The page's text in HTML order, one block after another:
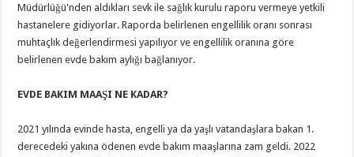
Müdürlüğü'nden aldıkları sevk ile sağlık kurulu raporu vermeye yetkili
hastanelere gidiyorlar. Raporda belirlenen engellilik oranı sonrası
muhtaçlık değerlendirmesi yapılıyor ve engellilik oranına göre
belirlenen evde bakım aylığı bağlanıyor.
EVDE BAKIM MAAŞI NE KADAR?
2021 yılında evinde hasta, engelli ya da yaşlı vatandaşlara bakan 1.
derecedeki yakına ödenen evde bakım maaşlarına zam geldi. 2022